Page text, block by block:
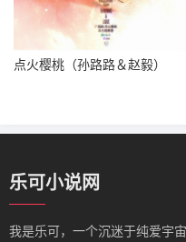
点火樱桃（孙路路＆赵毅）
乐可小说网
我是‌乐可，一个沉迷于纯爱宇